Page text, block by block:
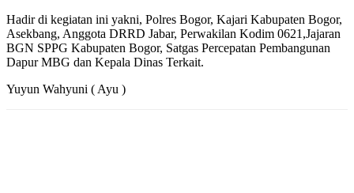
Hadir di kegiatan ini yakni, Polres Bogor, Kajari Kabupaten Bogor,
Asekbang, Anggota DRRD Jabar, Perwakilan Kodim 0621,Jajaran
BGN SPPG Kabupaten Bogor, Satgas Percepatan Pembangunan
Dapur MBG dan Kepala Dinas Terkait.
Yuyun Wahyuni ( Ayu )